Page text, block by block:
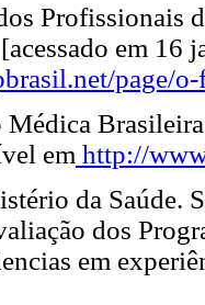
Profissionais
em
page/
Médica
em http://
da Saúde.
dos
em